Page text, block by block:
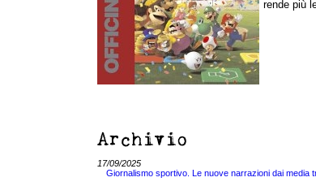
rende più
Archivio
17/09/2025
Giornalismo sportivo. Le nuove narrazioni dai media